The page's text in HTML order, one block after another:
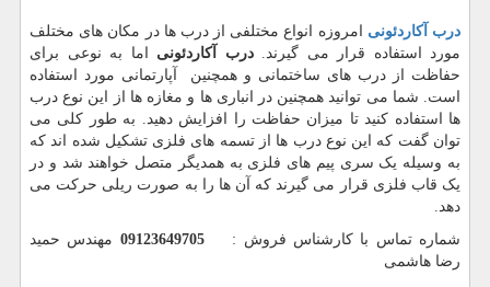
درب آکاردئونی امروزه انواع مختلفی از درب ها در مکان های مختلف
مورد استفاده قرار می گیرند.درب آکاردئونی اما به نوعی برای
حفاظت از درب های ساختمانی و همچنین آپارتمانی مورد استفاده
است. شما می توانید همچنین در انباری ها و مغازه ها از این نوع درب
ها استفاده کنید تا میزان حفاظت را افزایش دهید. به طور کلی می
توان گفت که این نوع درب ها از تسمه های فلزی تشکیل شده اند که
به وسیله یک سری پیم های فلزی به همدیگر متصل خواهند شد و در
یک قاب فلزی قرار می گیرند که آن ها را به صورت ریلی حرکت می
دهد.
شماره تماس با کارشناس فروش :09123649705 مهندس حمید
رضا هاشمی